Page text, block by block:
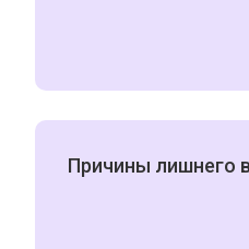
Причины лишнего